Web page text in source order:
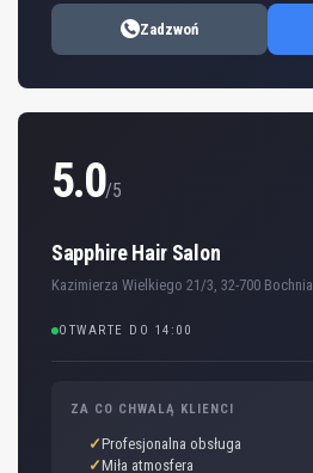
Zadzwoń
5.0/5
Sapphire Hair Salon
Kazimierza Wielkiego 21/3, 32-700 Bochnia
OTWARTE DO 14:00
ZA CO CHWALĄ KLIENCI
Profesjonalna obsługa
Miła atmosfera